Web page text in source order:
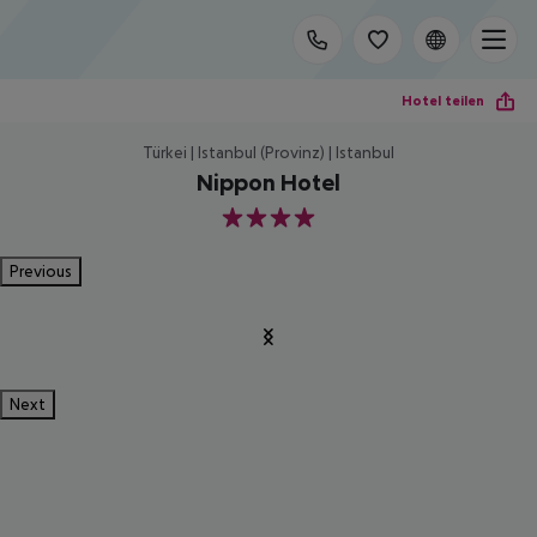
Hotel teilen
Türkei | Istanbul (Provinz) | Istanbul
Nippon Hotel
4
Previous
Next